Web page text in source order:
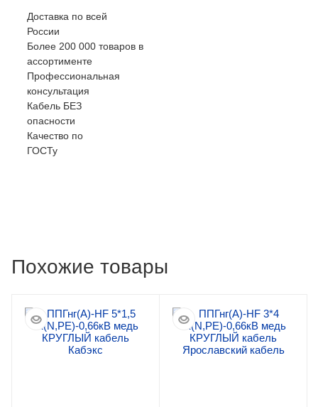
Доставка по всей
России
Более 200 000 товаров в
ассортименте
Профессиональная
консультация
Кабель БЕЗ
опасности
Качество по
ГОСТу
Похожие товары